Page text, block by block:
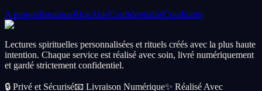
A proposBoutiqueBlogAideConfidentialitéConditions
Lectures spirituelles personnalisées et rituels créés avec la plus haute
intention. Chaque service est réalisé avec soin, livré numériquement
et gardé strictement confidentiel.
🔒 Privé et Sécurisé📧 Livraison Numérique✨ Réalisé Avec